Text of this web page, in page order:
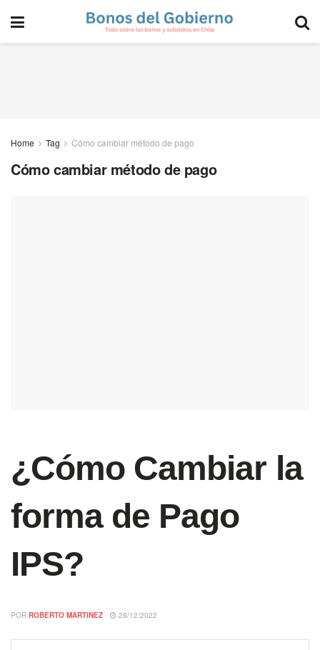
Home Tag Cómo cambiar método de pago
Cómo cambiar método de pago
¿Cómo Cambiar la
forma de Pago
IPS?
POR ROBERTO MARTINEZ 28/12/2022